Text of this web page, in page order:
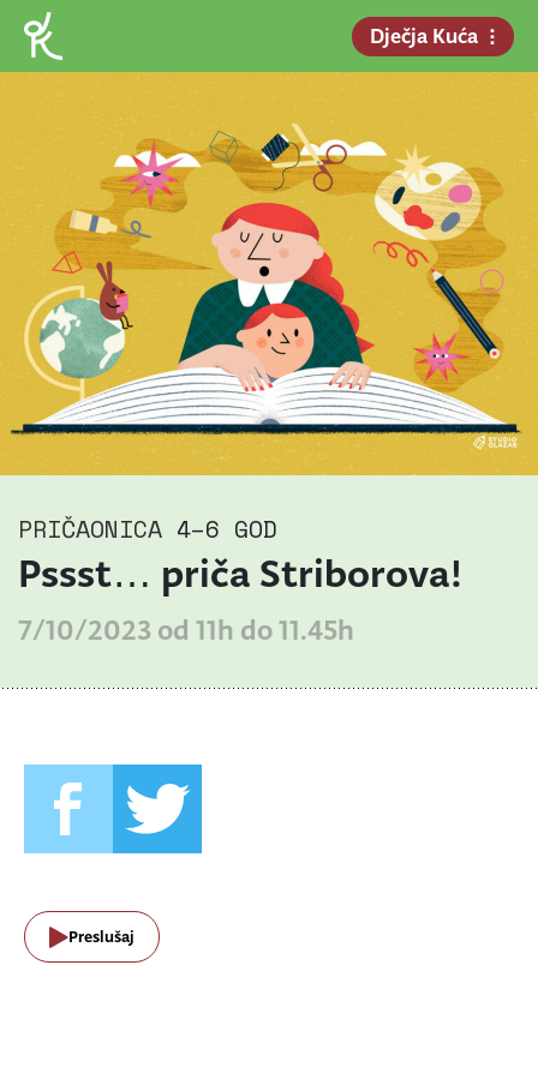
Dječja Kuća
PRIČAONICA 4–6 GOD
Pssst… priča Striborova!
7/10/2023 od 11h do 11.45h
Preslušaj